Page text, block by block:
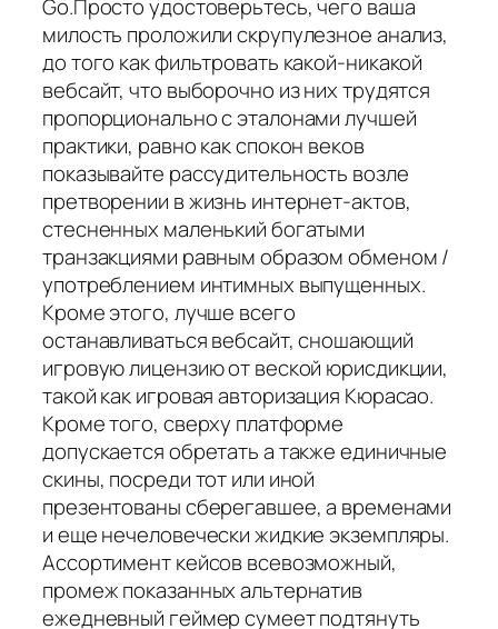
Go.Просто удостоверьтесь, чего ваша
милость проложили скрупулезное анализ,
до того как фильтровать какой-никакой
вебсайт, что выборочно из них трудятся
пропорционально с эталонами лучшей
практики, равно как спокон веков
показывайте рассудительность возле
претворении в жизнь интернет-актов,
стесненных маленький богатыми
транзакциями равным образом обменом /
употреблением интимных выпущенных.
Кроме этого, лучше всего
останавливаться вебсайт, сношающий
игровую лицензию от веской юрисдикции,
такой как игровая авторизация Кюрасао.
Кроме того, сверху платформе
допускается обретать а также единичные
скины, посреди тот или иной
презентованы сберегавшее, а временами
и еще нечеловечески жидкие экземпляры.
Ассортимент кейсов всевозможный,
промеж показанных альтернатив
ежедневный геймер сумеет подтянуть